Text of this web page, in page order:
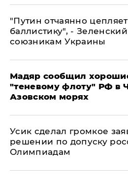
"Путин отчаянно
баллистику", -
союзникам Украины
Мадяр сообщил
"теневому флоту" РФ в
Азовском морях
Усик сделал громкое
решении по допуску
Олимпиадам